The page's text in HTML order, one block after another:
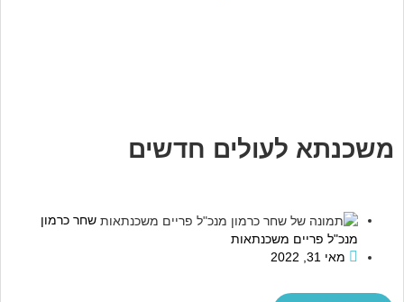
משכנתא לעולים חדשים
שחר כרמון
מנכ"ל פריים משכנתאות
מאי 31, 2022